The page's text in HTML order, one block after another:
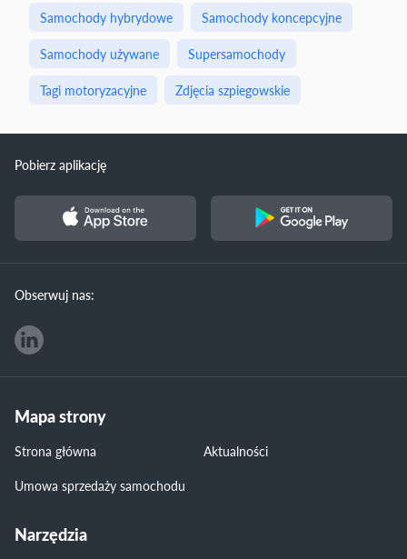
Samochody hybrydowe
Samochody koncepcyjne
Samochody używane
Supersamochody
Tagi motoryzacyjne
Zdjęcia szpiegowskie
Pobierz aplikację
Obserwuj nas:
Mapa strony
Strona główna
Aktualności
Umowa sprzedaży samochodu
Narzędzia